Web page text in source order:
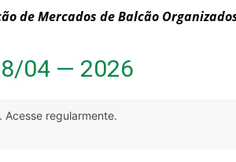
de Mercados de Balcão
04 — 2026
Acesse regularmente.